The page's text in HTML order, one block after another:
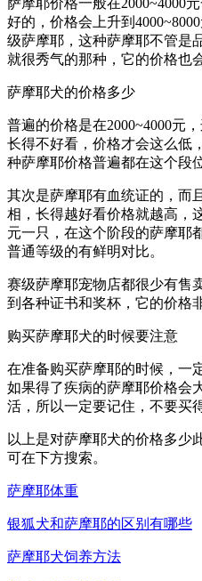
萨摩耶价格一般在2000~4000
好的，价格会上升到
级萨摩耶，这种萨摩耶不管是
就很秀气的那种，它的价格也
萨摩耶犬的价格多少
普遍的价格是在2000~4000元
长得不好看，价格才会这么低
种萨摩耶价格普遍都在这个段位
其次是萨摩耶有血统证的，而
相，长得越好看价格就越高，
元一只，在这个阶段的萨摩耶
普通等级的有鲜明对比。
赛级萨摩耶宠物店都很少有售
到各种证书和奖杯，它的价格
购买萨摩耶犬的时候要注意
在准备购买萨摩耶的时候，一
如果得了疾病的萨摩耶价格会
活，所以一定要记住，不要买
以上是对萨摩耶犬的价格多少
可在下方搜索。
萨摩耶体重
银狐犬和萨摩耶的区别有哪些
萨摩耶犬饲养方法